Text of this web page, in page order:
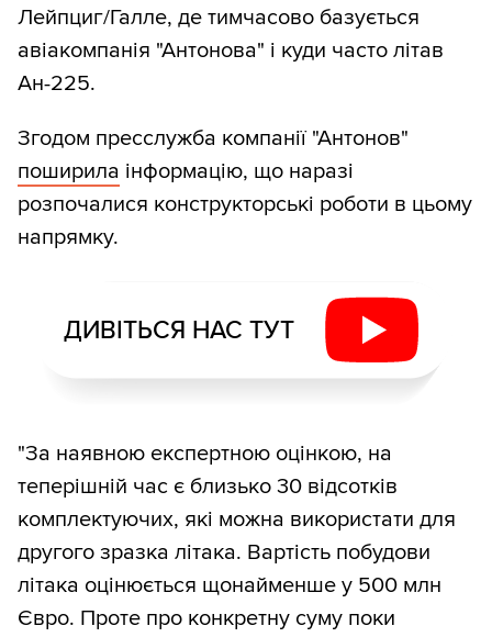
Лейпциг/Галле, де тимчасово базується
авіакомпанія "Антонова" і куди часто літав
Ан-225.
Згодом пресслужба компанії "Антонов"
поширила інформацію, що наразі
розпочалися конструкторські роботи в цьому
напрямку.
ДИВІТЬСЯ НАС ТУТ
"За наявною експертною оцінкою, на
теперішній час є близько 30 відсотків
комплектуючих, які можна використати для
другого зразка літака. Вартість побудови
літака оцінюється щонайменше у 500 млн
Євро. Проте про конкретну суму поки